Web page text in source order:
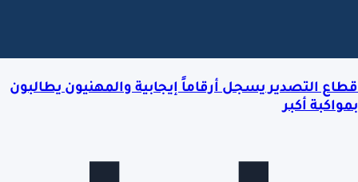
قطاع التصدير يسجل أرقاماً إيجابية والمهنيون يطالبون
بمواكبة أكبر